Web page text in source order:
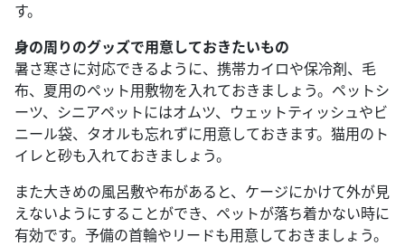
す。
身の周りのグッズで用意しておきたいもの
暑さ寒さに対応できるように、携帯カイロや保冷剤、毛
布、夏用のペット用敷物を入れておきましょう。ペットシ
ーツ、シニアペットにはオムツ、ウェットティッシュやビ
ニール袋、タオルも忘れずに用意しておきます。猫用のト
イレと砂も入れておきましょう。
また大きめの風呂敷や布があると、ケージにかけて外が見
えないようにすることができ、ペットが落ち着かない時に
有効です。予備の首輪やリードも用意しておきましょう。